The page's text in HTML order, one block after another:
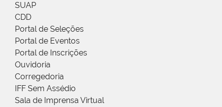
SUAP
CDD
Portal de Seleções
Portal de Eventos
Portal de Inscrições
Ouvidoria
Corregedoria
IFF Sem Assédio
Sala de Imprensa Virtual